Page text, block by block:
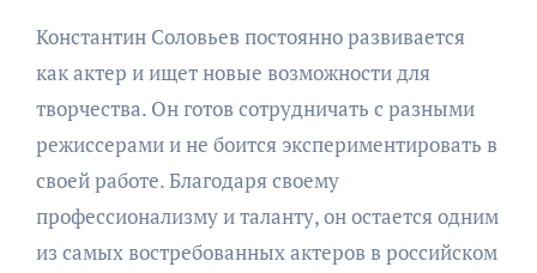
Константин Соловьев постоянно развивается
как актер и ищет новые возможности для
творчества. Он готов сотрудничать с разными
режиссерами и не боится экспериментировать в
своей работе. Благодаря своему
профессионализму и таланту, он остается одним
из самых востребованных актеров в российском